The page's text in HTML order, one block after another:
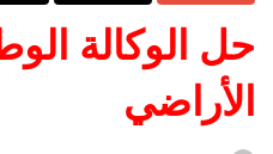
حل الوكالة
الأراضي